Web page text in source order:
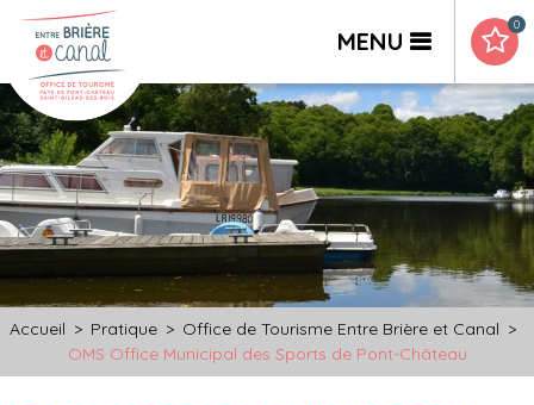
MENU
0
Accueil > Pratique > Office de Tourisme Entre Brière et Canal >
OMS Office Municipal des Sports de Pont-Château